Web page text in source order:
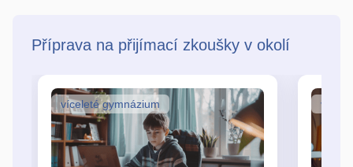
Příprava na přijímací zkoušky v okolí
víceleté gymnázium